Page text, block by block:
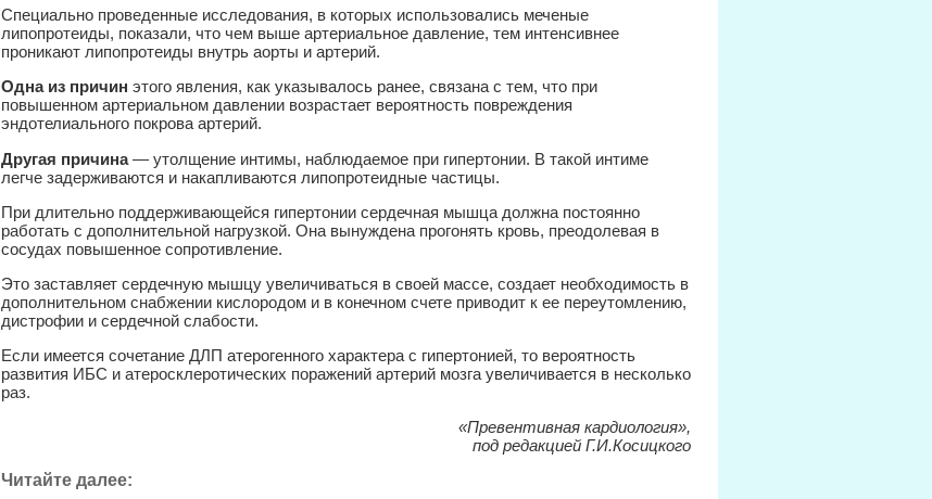
Специально проведенные исследования, в которых использовались меченые
липопротеиды, показали, что чем выше артериальное давление, тем интенсивнее
проникают липопротеиды внутрь аорты и артерий.
Одна из причин этого явления, как указывалось ранее, связана с тем, что при
повышенном артериальном давлении возрастает вероятность повреждения
эндотелиального покрова артерий.
Другая причина— утолщение интимы, наблюдаемое при гипертонии. В такой интиме
легче задерживаются и накапливаются липопротеидные частицы.
При длительно поддерживающейся гипертонии сердечная мышца должна постоянно
работать с дополнительной нагрузкой. Она вынуждена прогонять кровь, преодолевая в
сосудах повышенное сопротивление.
Это заставляет сердечную мышцу увеличиваться в своей массе, создает необходимость в
дополнительном снабжении кислородом и в конечном счете приводит к ее переутомлению,
дистрофии и сердечной слабости.
Если имеется сочетание ДЛП атерогенного характера с гипертонией, то вероятность
развития ИБС и атеросклеротических поражений артерий мозга увеличивается в несколько
раз.
«Превентивная кардиология»,
под редакцией Г.И.Косицкого
Читайте далее: